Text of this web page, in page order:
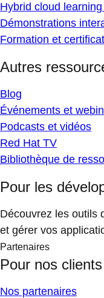
Hybrid cloud
Démonstrations
Formation et
Autres
Blog
Événements et
Podcasts et vidéos
Red Hat TV
Bibliothèque de
Pour les
Découvrez les outils
et gérer vos
Partenaires
Pour nos clients
Nos partenaires